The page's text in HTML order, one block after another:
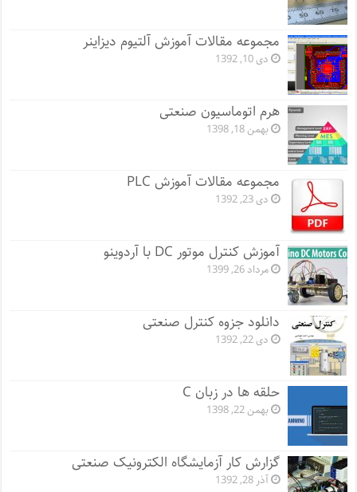
مجموعه مقالات آموزش آلتیوم دیزاینر
دی 10, 1392
هرم اتوماسیون صنعتی
بهمن 18, 1398
مجموعه مقالات آموزش PLC
دی 23, 1392
آموزش کنترل موتور DC با آردوینو
مرداد 26, 1399
دانلود جزوه کنترل صنعتی
دی 22, 1392
حلقه ها در زبان C
بهمن 22, 1398
گزارش کار آزمایشگاه الکترونیک صنعتی
آذر 28, 1392